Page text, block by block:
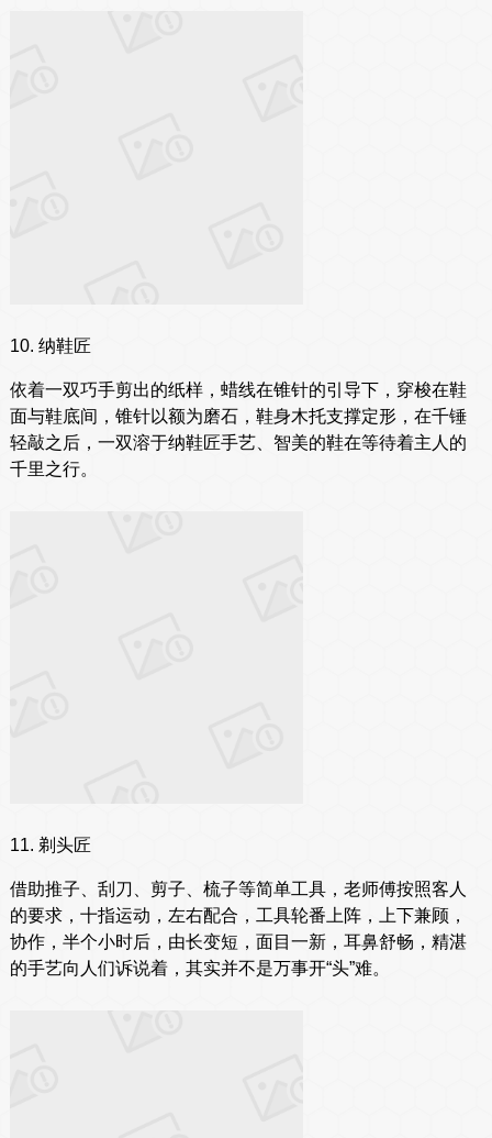
10. 纳鞋匠
依着一双巧手剪出的纸样，蜡线在锥针的引导下，穿梭在鞋
面与鞋底间，锥针以额为磨石，鞋身木托支撑定形，在千锤
轻敲之后，一双溶于纳鞋匠手艺、智美的鞋在等待着主人的
千里之行。
11. 剃头匠
借助推子、刮刀、剪子、梳子等简单工具，老师傅按照客人
的要求，十指运动，左右配合，工具轮番上阵，上下兼顾，
协作，半个小时后，由长变短，面目一新，耳鼻舒畅，精湛
的手艺向人们诉说着，其实并不是万事开“头”难。